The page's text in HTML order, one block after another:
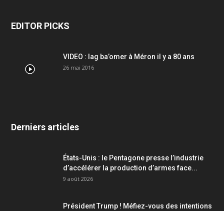
EDITOR PICKS
VIDEO : lag ba’omer à Méron il y a 80 ans
26 mai 2016
Derniers articles
États-Unis : le Pentagone presse l’industrie
d’accélérer la production d’armes face...
9 août 2026
Président Trump ! Méfiez-vous des intentions